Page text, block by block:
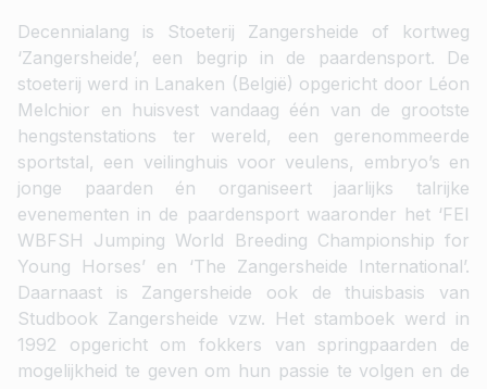
Decennialang is Stoeterij Zangersheide of kortweg
‘Zangersheide’, een begrip in de paardensport. De
stoeterij werd in Lanaken (België) opgericht door Léon
Melchior en huisvest vandaag één van de grootste
hengstenstations ter wereld, een gerenommeerde
sportstal, een veilinghuis voor veulens, embryo’s en
jonge paarden én organiseert jaarlijks talrijke
evenementen in de paardensport waaronder het ‘FEI
WBFSH Jumping World Breeding Championship for
Young Horses’ en ‘The Zangersheide International’.
Daarnaast is Zangersheide ook de thuisbasis van
Studbook Zangersheide vzw. Het stamboek werd in
1992 opgericht om fokkers van springpaarden de
mogelijkheid te geven om hun passie te volgen en de